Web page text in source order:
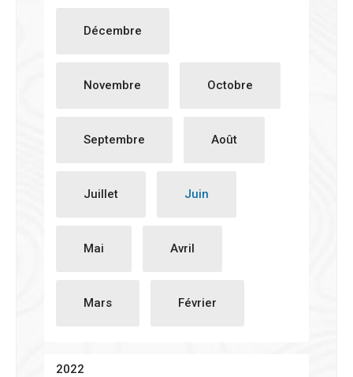
Décembre
Novembre Octobre
Septembre Août
Juillet Juin
Mai Avril
Mars Février
2022